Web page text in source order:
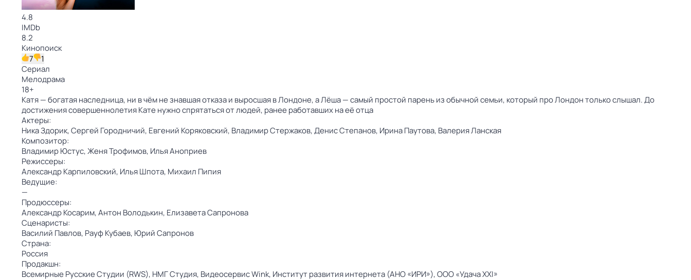
4.8
IMDb
8.2
Кинопоиск
7
1
Сериал
Мелодрама
18+
Катя — богатая наследница, ни в чём не знавшая отказа и выросшая в Лондоне, а Лёша — самый простой парень из обычной семьи, который про Лондон только слышал. До
достижения совершеннолетия Кате нужно спрятаться от людей, ранее работавших на её отца
Актеры:
Ника Здорик,Сергей Городничий, Евгений Коряковский, Владимир Стержаков,Денис Степанов, Ирина Паутова, Валерия Ланская
Композитор:
Владимир Юстус,Женя Трофимов, Илья Аноприев
Режиссеры:
Александр Карпиловский, Илья Шпота, Михаил Пипия
Ведущие:
—
Продюссеры:
Александр Косарим,Антон Володькин, Елизавета Сапронова
Сценаристы:
Василий Павлов, Рауф Кубаев, Юрий Сапронов
Страна:
Россия
Продакшн:
Всемирные Русские Студии (RWS), НМГ Студия, Видеосервис Wink, Институт развития интернета (АНО «ИРИ»),ООО «Удача XXI»